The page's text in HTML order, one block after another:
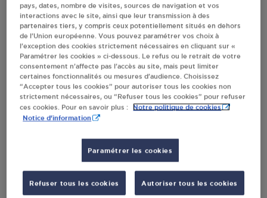
AFFICHER LE TÉLÉPHONE
RECEVOIR LES COORDONNÉES DU REVENDEUR
En cliquant sur « S’y rendre », j’autorise le traitement
d’informations (dont mon adresse IP) et leur transfert hors UE
par Google Maps afin d’afficher la carte.
En savoir plus
Accès
pays, dates, nombre de visites, sources de navigation et vos
interactions avec le site, ainsi que leur transmission à des
partenaires tiers, y compris ceux potentiellement situés en dehors
de l’Union européenne. Vous pouvez paramétrer vos choix à
l’exception des cookies strictement nécessaires en cliquant sur «
Paramétrer les cookies » ci-dessous. Le refus ou le retrait de votre
consentement n’affecte pas l’accès au site, mais peut limiter
certaines fonctionnalités ou mesures d’audience. Choisissez
“Accepter tous les cookies” pour autoriser tous les cookies non
strictement nécessaires, ou “Refuser tous les cookies” pour refuser
ces cookies. Pour en savoir plus :
Notre politique de cookies
Notice d'information
Paramétrer les cookies
Refuser tous les cookies Autoriser tous les cookies